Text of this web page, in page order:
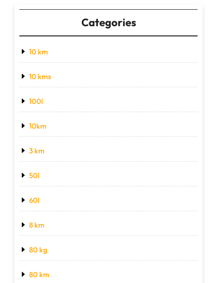
Categories
10 km
10 kms
100l
10km
3 km
50l
60l
8 km
80 kg
80 km